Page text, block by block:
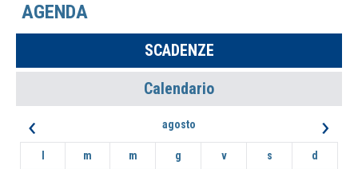
AGENDA
SCADENZE
Calendario
‹ agosto ›
m m g v s d